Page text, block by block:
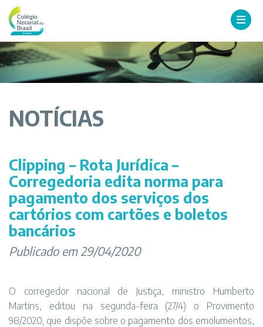
NOTÍCIAS
Clipping – Rota Jurídica –
Corregedoria edita norma para
pagamento dos serviços dos
cartórios com cartões e boletos
bancários
Publicado em 29/04/2020
O corregedor nacional de Justiça, ministro Humberto
Martins, editou na segunda-feira (27/4) o Provimento
98/2020, que dispõe sobre o pagamento dos emolumentos,